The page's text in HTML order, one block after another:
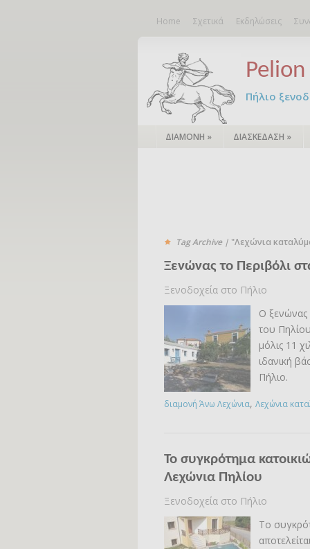
Home Σχετικά Εκδηλώσεις
Πήλιο
ΔΙΑΜΟΝΗ » ΔΙΑΣΚΕΔΑΣΗ »
Tag Archive | "Λεχώνια
Ξενώνας το Περιβόλι
Ξενοδοχεία στο Πήλιο
Ο ξενώνας
του
μόλις 11
ιδανική
Πήλιο.
διαμονή Άνω Λεχώνια, Λεχώνια
Το συγκρότημα
Λεχώνια Πηλίου
Ξενοδοχεία στο Πήλιο
Το